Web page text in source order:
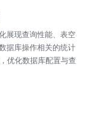
展现查询性能、表空
据库操作相关的统计
优化数据库配置与查